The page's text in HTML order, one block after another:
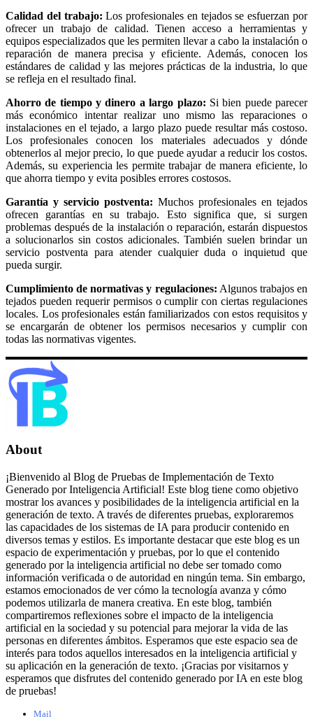
Calidad del trabajo: Los profesionales en tejados se esfuerzan por
ofrecer un trabajo de calidad. Tienen acceso a herramientas y
equipos especializados que les permiten llevar a cabo la instalación o
reparación de manera precisa y eficiente. Además, conocen los
estándares de calidad y las mejores prácticas de la industria, lo que
se refleja en el resultado final.
Ahorro de tiempo y dinero a largo plazo: Si bien puede parecer
más económico intentar realizar uno mismo las reparaciones o
instalaciones en el tejado, a largo plazo puede resultar más costoso.
Los profesionales conocen los materiales adecuados y dónde
obtenerlos al mejor precio, lo que puede ayudar a reducir los costos.
Además, su experiencia les permite trabajar de manera eficiente, lo
que ahorra tiempo y evita posibles errores costosos.
Garantía y servicio postventa: Muchos profesionales en tejados
ofrecen garantías en su trabajo. Esto significa que, si surgen
problemas después de la instalación o reparación, estarán dispuestos
a solucionarlos sin costos adicionales. También suelen brindar un
servicio postventa para atender cualquier duda o inquietud que
pueda surgir.
Cumplimiento de normativas y regulaciones: Algunos trabajos en
tejados pueden requerir permisos o cumplir con ciertas regulaciones
locales. Los profesionales están familiarizados con estos requisitos y
se encargarán de obtener los permisos necesarios y cumplir con
todas las normativas vigentes.
About
¡Bienvenido al Blog de Pruebas de Implementación de Texto
Generado por Inteligencia Artificial! Este blog tiene como objetivo
mostrar los avances y posibilidades de la inteligencia artificial en la
generación de texto. A través de diferentes pruebas, exploraremos
las capacidades de los sistemas de IA para producir contenido en
diversos temas y estilos. Es importante destacar que este blog es un
espacio de experimentación y pruebas, por lo que el contenido
generado por la inteligencia artificial no debe ser tomado como
información verificada o de autoridad en ningún tema. Sin embargo,
estamos emocionados de ver cómo la tecnología avanza y cómo
podemos utilizarla de manera creativa. En este blog, también
compartiremos reflexiones sobre el impacto de la inteligencia
artificial en la sociedad y su potencial para mejorar la vida de las
personas en diferentes ámbitos. Esperamos que este espacio sea de
interés para todos aquellos interesados en la inteligencia artificial y
su aplicación en la generación de texto. ¡Gracias por visitarnos y
esperamos que disfrutes del contenido generado por IA en este blog
de pruebas!
Mail